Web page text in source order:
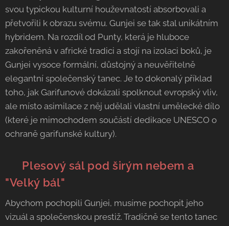
svou typickou kulturní houževnatostí absorbovali a
přetvořili k obrazu svému. Gunjei se tak stal unikátním
hybridem. Na rozdíl od Punty, která je hluboce
zakořeněná v africké tradici a stojí na izolaci boků, je
Gunjei vysoce formální, důstojný a neuvěřitelně
elegantní společenský tanec. Je to dokonalý příklad
toho, jak Garifunové dokázali spolknout evropský vliv,
ale místo asimilace z něj udělali vlastní umělecké dílo
(které je mimochodem součástí dedikace UNESCO o
ochraně garifunské kultury).
👗 Plesový sál pod širým nebem a
"Velký bál"
Abychom pochopili Gunjei, musíme pochopit jeho
vizuál a společenskou prestiž. Tradičně se tento tanec